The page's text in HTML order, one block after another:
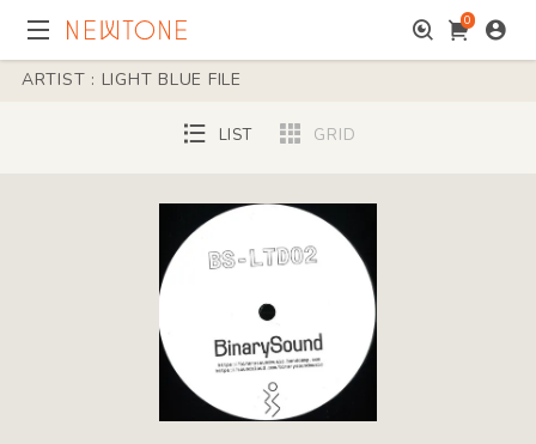
0
ARTIST : LIGHT BLUE FILE
LIST GRID